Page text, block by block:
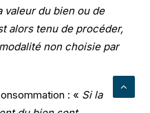
valeur du bien ou de
alors tenu de procéder,
non choisie par
: « Si la